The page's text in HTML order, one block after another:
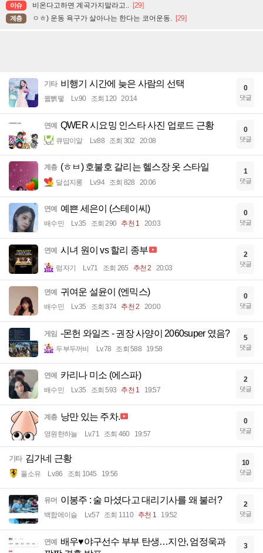
이슈 비온다고하면 계곡가지말라고.. [29]
계층 ㅇㅎ) 운동 욕구가 살아나는 한다는 코어운동. [29]
기타 비행기 시간에 늦은 사람의 선택
꿻뻵뗗 Lv.90 조회 120 20:14
0
댓글
연예 QWER 시요밍 인스타 사진 업로드 근황
큐땁이알 Lv.88 조회 302 20:08
0
댓글
계층 (ㅎㅂ) 호불호 갈리는 헬스장 옷 스타일
달섭지롱 Lv.94 조회 828 20:06
1
댓글
연예 예쁜 세은이 (스테이씨)
배수민 Lv.35 조회 290 추천 1 20:03
0
댓글
연예 시녀 원이 vs 할리 종부
럼자기 Lv.71 조회 265 추천 2 20:03
2
댓글
연예 귀여운 설윤이 (엔믹스)
배수민 Lv.35 조회 374 추천 2 20:00
0
댓글
게임 -몬헌 와일즈 - 권장 사양이 2060super 였음?
두부두꺼비 Lv.78 조회 588 19:58
5
댓글
연예 카리나 미소 (에스파)
배수민 Lv.35 조회 593 추천 1 19:57
2
댓글
계층 낭만 있는 주차.
영원한하늘 Lv.71 조회 460 19:57
0
댓글
기타 김가네 근황
풀소유 Lv.86 조회 1045 19:56
10
댓글
유머 이봉주 : 술 마셨다고 대리기사를 왜 불러?
백합에이슬 Lv.57 조회 1110 추천 1 19:52
2
댓글
연예
배우♥야구선수 부부 탄생…지안, 엄정욱과
3